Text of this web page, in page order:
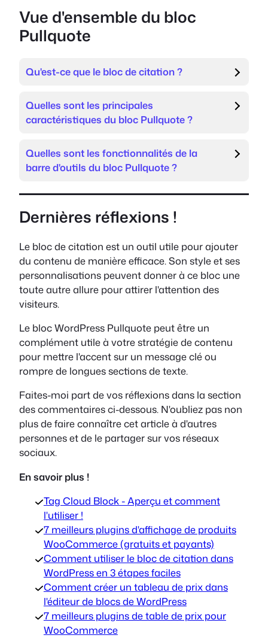
Vue d'ensemble du bloc
Pullquote
Qu'est-ce que le bloc de citation ?
Quelles sont les principales
caractéristiques du bloc Pullquote ?
Quelles sont les fonctionnalités de la
barre d'outils du bloc Pullquote ?
Dernières réflexions !
Le bloc de citation est un outil utile pour ajouter
du contenu de manière efficace. Son style et ses
personnalisations peuvent donner à ce bloc une
toute autre allure pour attirer l'attention des
visiteurs.
Le bloc WordPress Pullquote peut être un
complément utile à votre stratégie de contenu
pour mettre l'accent sur un message clé ou
rompre de longues sections de texte.
Faites-moi part de vos réflexions dans la section
des commentaires ci-dessous. N'oubliez pas non
plus de faire connaître cet article à d'autres
personnes et de le partager sur vos réseaux
sociaux.
En savoir plus !
Tag Cloud Block - Aperçu et comment
l'utiliser !
7 meilleurs plugins d'affichage de produits
WooCommerce (gratuits et payants)
Comment utiliser le bloc de citation dans
WordPress en 3 étapes faciles
Comment créer un tableau de prix dans
l'éditeur de blocs de WordPress
7 meilleurs plugins de table de prix pour
WooCommerce